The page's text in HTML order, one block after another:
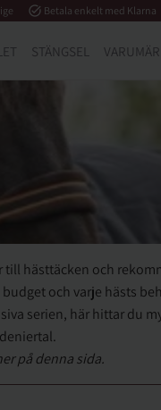
task_alt Betala enkelt med Klarna
STÄNGSEL
hästtäcken och
och varje hästs
serien, här hittar du
på denna sida.